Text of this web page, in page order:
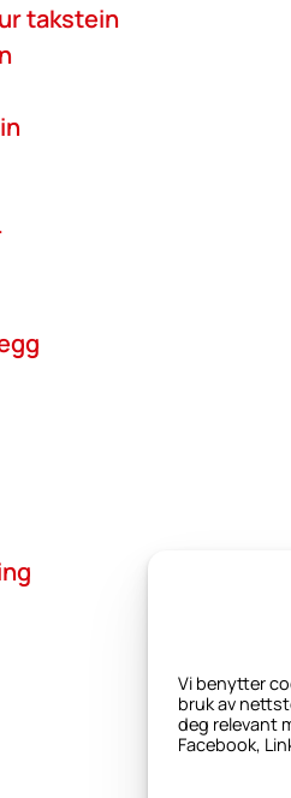
takstein
Vi benytter
bruk av
deg relevant
Facebook,